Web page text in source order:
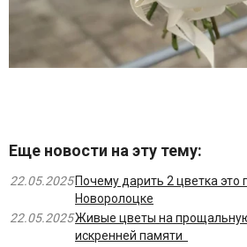
Еще новости на эту тему:
22.05.2025 Почему дарить 2 цветка это
Новоролоцке
22.05.2025Живые цветы на
искренней памяти